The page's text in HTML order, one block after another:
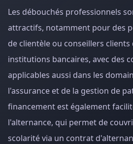
Les débouchés professionnels
attractifs, notamment pour des
de clientèle ou conseillers clients
institutions bancaires, avec des
applicables aussi dans les
l'assurance et de la gestion de
financement est également
l'alternance, qui permet de
scolarité via un contrat